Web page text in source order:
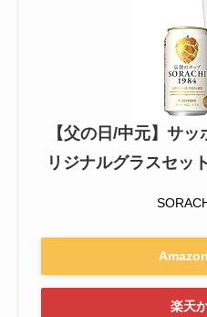
【父の日/中元】サ
リジナルグラスセッ
楽天